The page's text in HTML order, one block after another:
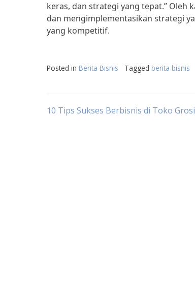
keras, dan strategi yang tepat.”
dan mengimplementasikan strategi
yang kompetitif.
Posted in Berita Bisnis Tagged berita bisnis
Post
10 Tips Sukses Berbisnis di Toko